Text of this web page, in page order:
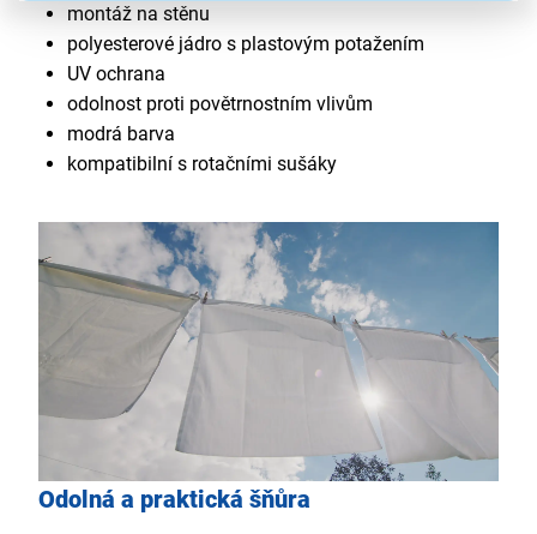
montáž na stěnu
polyesterové jádro s plastovým potažením
UV ochrana
odolnost proti povětrnostním vlivům
modrá barva
kompatibilní s rotačními sušáky
Odolná a praktická šňůra